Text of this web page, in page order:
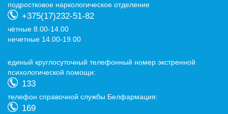
подростковое наркологическое отделение
+375(17)232-51-82
чётные 8.00-14.00
нечетные 14.00-19.00
eдиный круглосуточный телефонный номер экстренной
психологической помощи:
133
телефон справочной службы Белфармация:
169